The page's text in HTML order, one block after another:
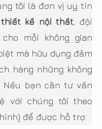
tôi là đơn vị uy tín
thiết kế nội thất, đội
mỗi không gian
mà hữu dụng đảm
hàng những không
Nếu bạn cần tư vấn
với chúng tôi theo
để được hỗ trợ.